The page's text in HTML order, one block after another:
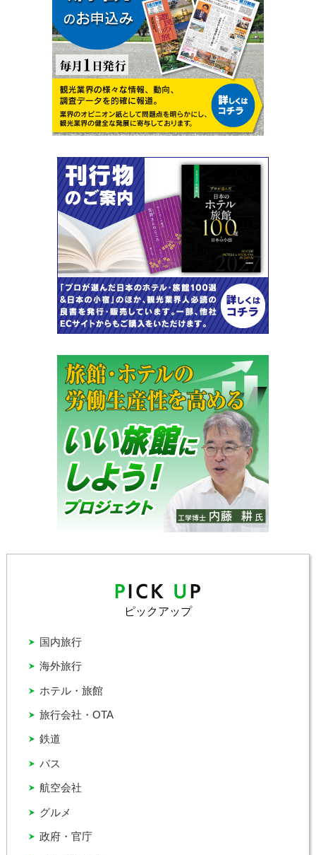
ピックアップ
グルメ
バス
ホテル・旅館
国内旅行
政府・官庁
旅行会社・OTA
海外旅行
航空会社
鉄道